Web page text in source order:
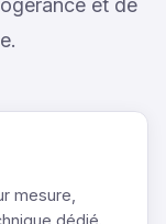
et de
mesure,